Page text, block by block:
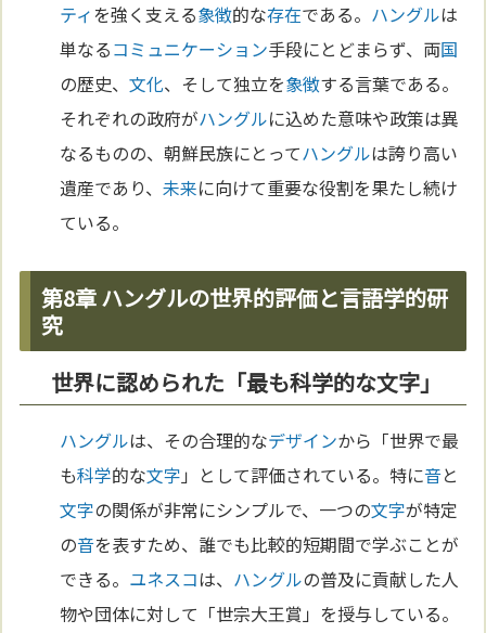
ティを強く支える象徴的な存在である。 ハングルは
単なるコミュニケーション手段にとどまらず、両国
の歴史、文化、そして独立を象徴する言葉である。
それぞれの政府がハングルに込めた意味や政策は異
なるものの、朝鮮民族にとってハングルは誇り高い
遺産であり、未来に向けて重要な役割を果たし続け
ている。
第8章 ハングルの世界的評価と言語学的研
究
世界に認められた「最も科学的な文字」
ハングルは、その合理的なデザインから「世界で最
も科学的な文字 」として評価されている。特に音と
文字の関係が非常にシンプルで、一つの文字が特定
の音を表すため、誰でも比較的短期間で学ぶことが
できる。 ユネスコは、 ハングルの普及に貢献した人
物や団体に対して「世宗大王賞」を授与している。